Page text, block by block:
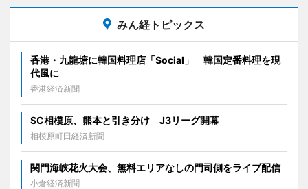
みん経トピックス
香港・九龍塘に韓国料理店「Social」 韓国定番料理を現
代風に
香港経済新聞
SC相模原、熊本と引き分け J3リーグ開幕
相模原町田経済新聞
関門海峡花火大会、無料エリアなしの門司側をライブ配信
小倉経済新聞